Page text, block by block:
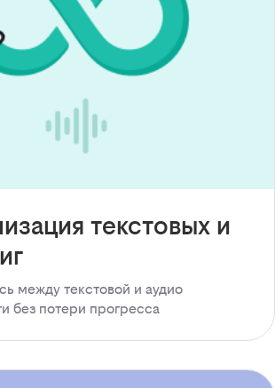
текстовых и
между текстовой и аудио
без потери прогресса